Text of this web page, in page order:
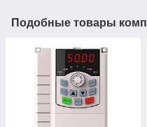
Подобные товары